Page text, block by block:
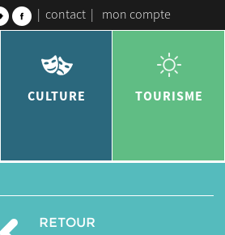
| contact | mon compte
CULTURE TOURISME
RETOUR